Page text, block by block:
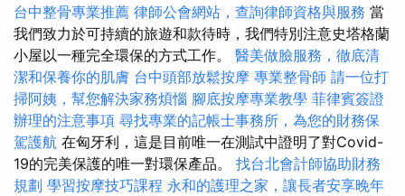
台中整骨專業推薦 律師公會網站，查詢律師資格與服務 當
我們致力於可持續的旅遊和款待時，我們特別注意史塔格蘭
小屋以一種完全環保的方式工作。 醫美做臉服務，徹底清
潔和保養你的肌膚 台中頭部放鬆按摩 專業整骨師 請一位打
掃阿姨，幫您解決家務煩惱 腳底按摩專業教學 菲律賓簽證
辦理的注意事項 尋找專業的記帳士事務所，為您的財務保
駕護航 在匈牙利，這是目前唯一在測試中證明了對Covid-
19的完美保護的唯一對環保產品。 找台北會計師協助財務
規劃 學習按摩技巧課程 永和的護理之家，讓長者安享晚年